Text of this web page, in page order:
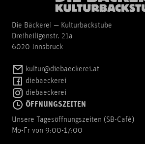
Die Bäckerei — Kulturbackstube
Dreiheiligenstr. 21a
6020 Innsbruck
kultur@diebaeckerei.at
diebaeckerei
diebaeckerei
ÖFFNUNGSZEITEN
Unsere Tagesöffnungszeiten (SB-Cafè)
Mo-Fr von 9:00-17:00